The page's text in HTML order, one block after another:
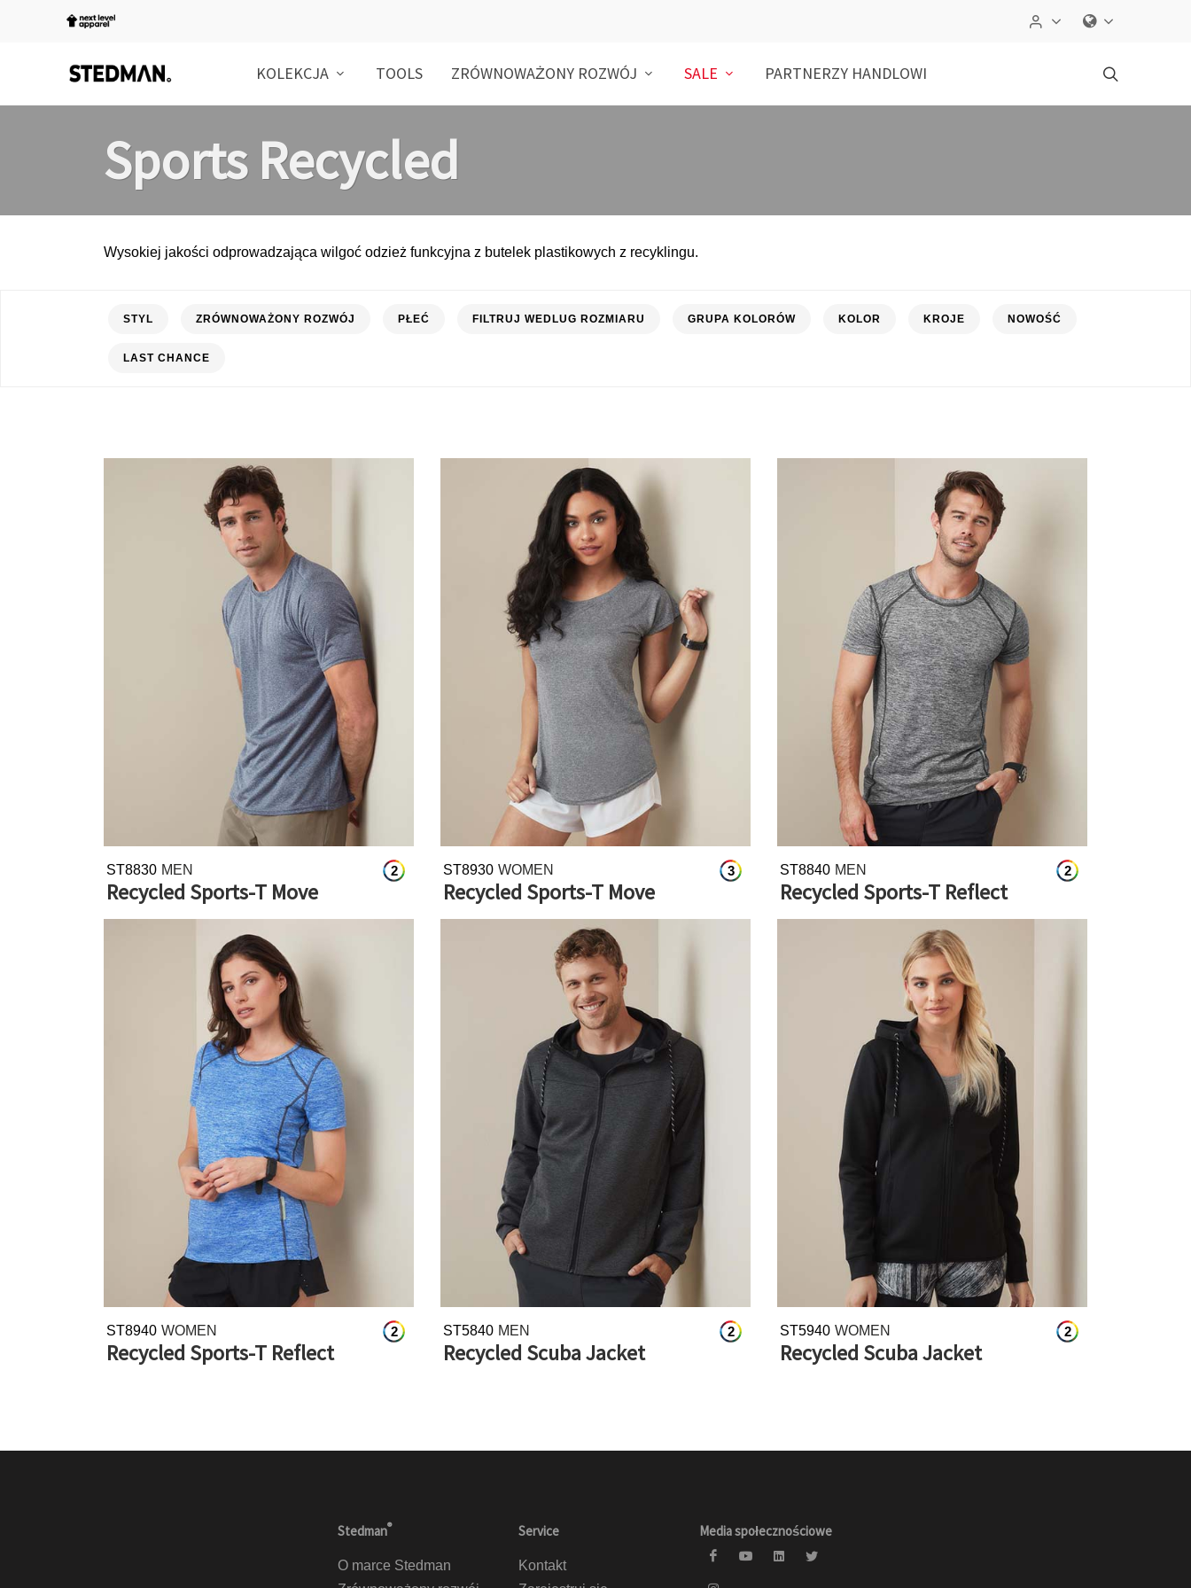
KOLEKCJA TOOLS ZRÓWNOWAŻONY ROZWÓJ SALE PARTNERZY HANDLOWI
Sports Recycled
Wysokiej jakości odprowadzająca wilgoć odzież funkcyjna z butelek plastikowych z recyklingu.
STYL ZRÓWNOWAŻONY ROZWÓJ PŁEĆ FILTRUJ WEDLUG ROZMIARU GRUPA KOLORÓW KOLOR KROJE NOWOŚĆ
LAST CHANCE
2
ST8830 MEN
Recycled Sports-T Move
3
ST8930 WOMEN
Recycled Sports-T Move
2
ST8840 MEN
Recycled Sports-T Reflect
2
ST8940 WOMEN
Recycled Sports-T Reflect
2
ST5840 MEN
Recycled Scuba Jacket
2
ST5940 WOMEN
Recycled Scuba Jacket
Stedman®
O marce Stedman
Service
Kontakt
Media społecznościowe